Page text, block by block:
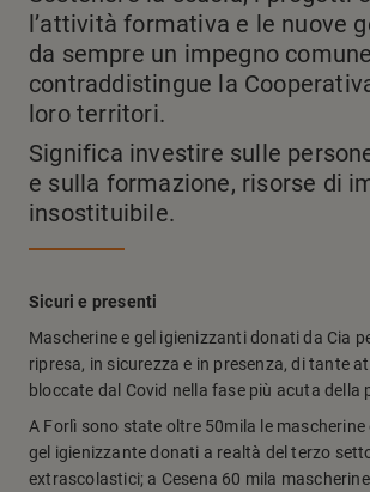
l’attività formativa e le nuove
da sempre un impegno
contraddistingue la
loro territori.
Significa investire sulle
e sulla formazione, risorse di
insostituibile.
Sicuri e presenti
Mascherine e gel igienizzanti donati da Cia
ripresa, in sicurezza e in presenza, di tante
bloccate dal Covid nella fase più acuta della
A Forlì sono state oltre 50mila le
gel igienizzante donati a realtà del terzo
extrascolastici; a Cesena 60 mila